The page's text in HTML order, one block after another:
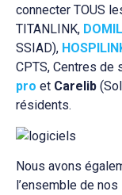
connecter TOUS
TITANLINK,
SSIAD),
CPTS, Centres de
pro et Carelib
résidents.
Nous avons
l’ensemble de